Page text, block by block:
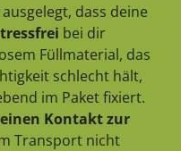
dass deine
bei dir
Füllmaterial, das
schlecht hält,
im Paket fixiert.
Kontakt zur
Transport nicht